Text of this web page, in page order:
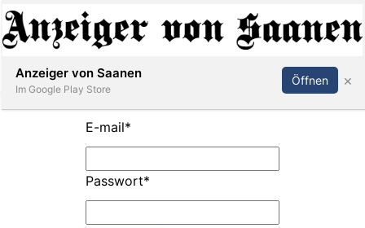
Abonnieren Anmelden
E-mail*
Passwort*
Anzeiger von Saanen
Im Google Play Store
Öffnen ×